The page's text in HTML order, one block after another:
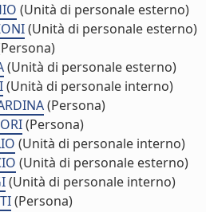
(Unità di personale esterno)
(Unità di personale esterno)
(Unità di personale esterno)
(Unità di personale interno)
(Persona)
(Persona)
(Unità di personale interno)
(Unità di personale esterno)
(Unità di personale interno)
(Persona)